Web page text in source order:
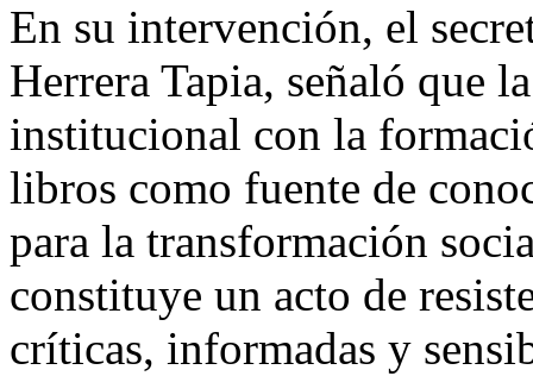
En su intervención, el
Herrera Tapia, señaló que
institucional con la
libros como fuente de
para la transformación
constituye un acto de
críticas, informadas y